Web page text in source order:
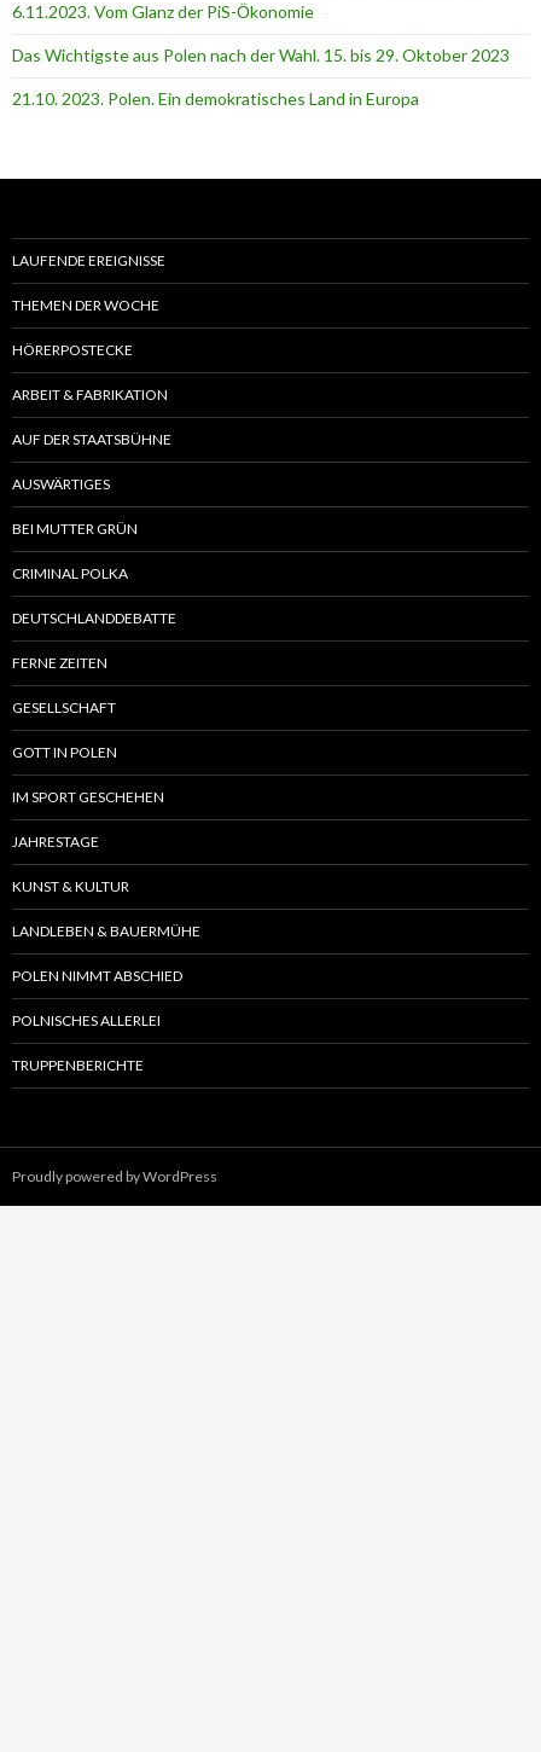
6.11.2023. Vom Glanz der PiS-Ӧkonomie
Das Wichtigste aus Polen nach der Wahl. 15. bis 29. Oktober 2023
21.10. 2023. Polen. Ein demokratisches Land in Europa
LAUFENDE EREIGNISSE
THEMEN DER WOCHE
HÖRERPOSTECKE
ARBEIT & FABRIKATION
AUF DER STAATSBÜHNE
AUSWÄRTIGES
BEI MUTTER GRÜN
CRIMINAL POLKA
DEUTSCHLANDDEBATTE
FERNE ZEITEN
GESELLSCHAFT
GOTT IN POLEN
IM SPORT GESCHEHEN
JAHRESTAGE
KUNST & KULTUR
LANDLEBEN & BAUERMÜHE
POLEN NIMMT ABSCHIED
POLNISCHES ALLERLEI
TRUPPENBERICHTE
Proudly powered by WordPress